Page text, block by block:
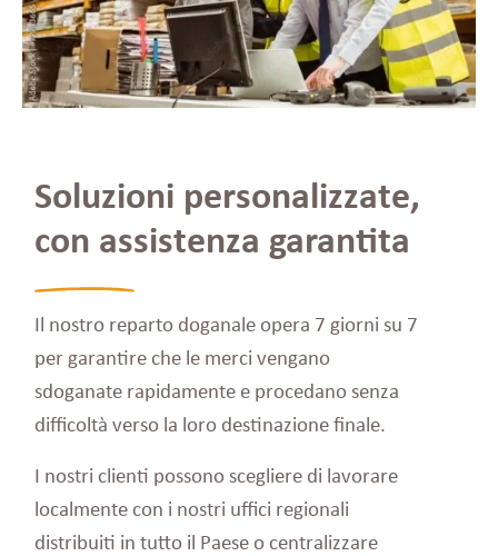
Soluzioni personalizzate,
con assistenza garantita
Il nostro reparto doganale opera 7 giorni su 7
per garantire che le merci vengano
sdoganate rapidamente e procedano senza
difficoltà verso la loro destinazione finale.
I nostri clienti possono scegliere di lavorare
localmente con i nostri uffici regionali
distribuiti in tutto il Paese o centralizzare